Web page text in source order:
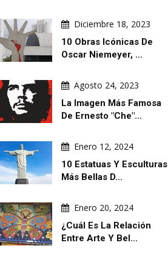
ILUSTRACIONES DIARIAS
Trumpismo: Contaminación Global
Diciembre 18, 2023
10 Obras Icónicas De
Oscar Niemeyer, ...
Agosto 24, 2023
La Imagen Más Famosa
De Ernesto "Che"...
Enero 12, 2024
10 Estatuas Y Esculturas
Más Bellas D...
Enero 20, 2024
¿Cuál Es La Relación
Entre Arte Y Bel...